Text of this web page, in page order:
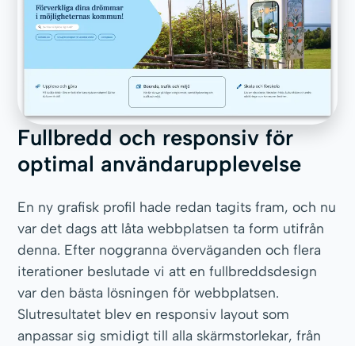
Fullbredd och responsiv för
optimal användarupplevelse
En ny grafisk profil hade redan tagits fram, och nu
var det dags att låta webbplatsen ta form utifrån
denna. Efter noggranna överväganden och flera
iterationer beslutade vi att en fullbreddsdesign
var den bästa lösningen för webbplatsen.
Slutresultatet blev en responsiv layout som
anpassar sig smidigt till alla skärmstorlekar, från